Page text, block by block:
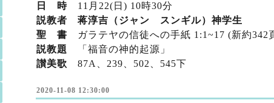
日 時 11月22(日) 10時30分
説教者 蒋淳吉（ジャン スンギル）神学生
聖 書 ガラテヤの信徒への手紙 1:1~17 (新約342
説教題
「福音の神的起源」
讃美歌 87A、239 、502 、545下
2020-11-08 12:30:00